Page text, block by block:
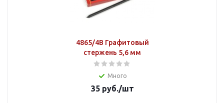
4865/4В Графитовый
стержень 5,6 мм
Много
35руб./шт